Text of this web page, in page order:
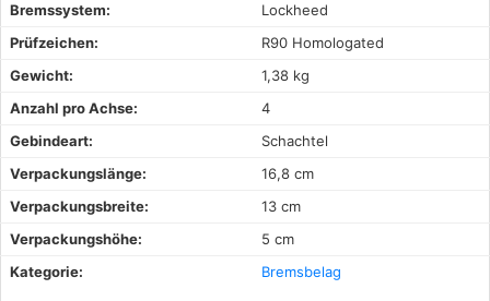
Bremssystem:
Lockheed
Prüfzeichen:
R90 Homologated
Gewicht:
1,38 kg
Anzahl pro Achse:
4
Gebindeart:
Schachtel
Verpackungslänge:
16,8 cm
Verpackungsbreite:
13 cm
Verpackungshöhe:
5 cm
Kategorie:
Bremsbelag